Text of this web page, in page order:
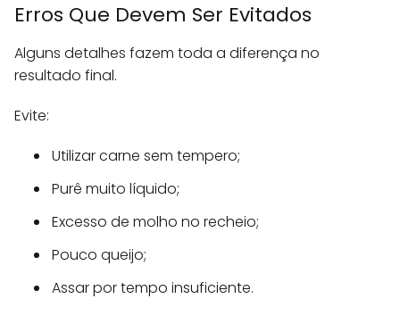
Erros Que Devem Ser Evitados
Alguns detalhes fazem toda a diferença no
resultado final.
Evite:
Utilizar carne sem tempero;
Purê muito líquido;
Excesso de molho no recheio;
Pouco queijo;
Assar por tempo insuficiente.